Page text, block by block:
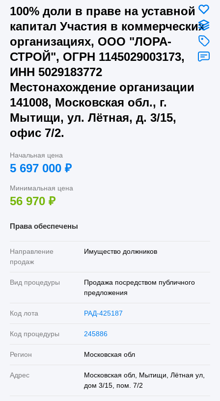
100% доли в праве на уставной
капитал Участия в коммерческих
организациях, ООО "ЛОРА-
СТРОЙ", ОГРН 1145029003173,
ИНН 5029183772
Местонахождение организации
141008, Московская обл., г.
Мытищи, ул. Лётная, д. 3/15,
офис 7/2.
Начальная цена
5 697 000 ₽
Минимальная цена
56 970 ₽
Права обеспечены
Направление
продаж
Имущество должников
Вид процедуры
Продажа посредством публичного
предложения
Код лота РАД-425187
Код процедуры 245886
Регион Московская обл
Адрес
Московская обл, Мытищи, Лётная ул,
дом 3/15, пом. 7/2